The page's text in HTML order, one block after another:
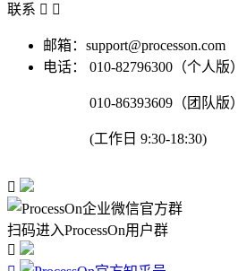
联系  
邮箱：support@processon.com
电话：
010-82796300（个人版）
010-86393609（团队版）
(工作日 9:30-18:30)

扫码进入ProcessOn用户群
